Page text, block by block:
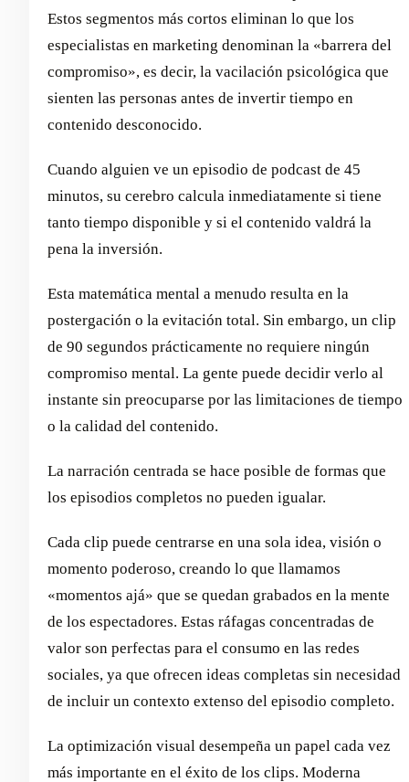
Estos segmentos más cortos eliminan lo que los
especialistas en marketing denominan la «barrera del
compromiso», es decir, la vacilación psicológica que
sienten las personas antes de invertir tiempo en
contenido desconocido.
Cuando alguien ve un episodio de podcast de 45
minutos, su cerebro calcula inmediatamente si tiene
tanto tiempo disponible y si el contenido valdrá la
pena la inversión.
Esta matemática mental a menudo resulta en la
postergación o la evitación total. Sin embargo, un clip
de 90 segundos prácticamente no requiere ningún
compromiso mental. La gente puede decidir verlo al
instante sin preocuparse por las limitaciones de tiempo
o la calidad del contenido.
La narración centrada se hace posible de formas que
los episodios completos no pueden igualar.
Cada clip puede centrarse en una sola idea, visión o
momento poderoso, creando lo que llamamos
«momentos ajá» que se quedan grabados en la mente
de los espectadores. Estas ráfagas concentradas de
valor son perfectas para el consumo en las redes
sociales, ya que ofrecen ideas completas sin necesidad
de incluir un contexto extenso del episodio completo.
La optimización visual desempeña un papel cada vez
más importante en el éxito de los clips. Moderna